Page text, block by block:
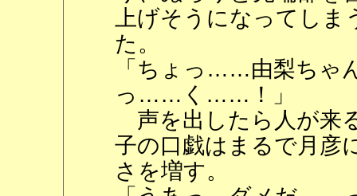
上げそうになってし
た。
「ちょっ……由梨ち
っ……く……！」
声を出したら人が来
子の口戯はまるで月彦
さを増す。